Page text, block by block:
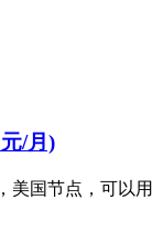
/月)
美国节点，可以用